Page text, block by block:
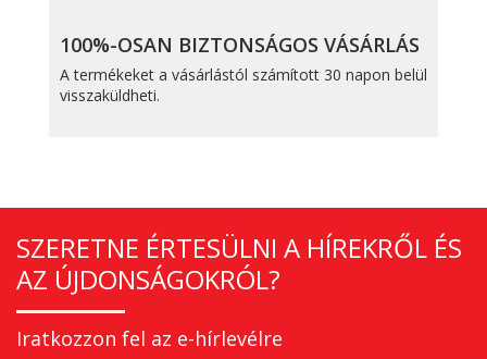
100%-OSAN BIZTONSÁGOS VÁSÁRLÁS
A termékeket a vásárlástól számított 30 napon belül
visszaküldheti.
SZERETNE ÉRTESÜLNI A HÍREKRŐL ÉS
AZ ÚJDONSÁGOKRÓL?
Iratkozzon fel az e-hírlevélre